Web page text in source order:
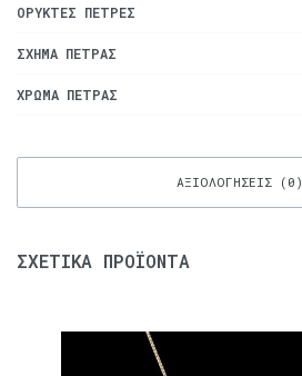
ΟΡΥΚΤΈΣ ΠΈΤΡΕΣ
ΣΧΉΜΑ ΠΈΤΡΑΣ
ΧΡΏΜΑ ΠΈΤΡΑΣ
ΑΞΙΟΛΟΓΉΣΕΙΣ (0)
ΣΧΕΤΙΚΆ ΠΡΟΪΌΝΤΑ